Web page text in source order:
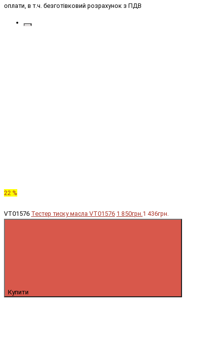
оплати, в т.ч. безготівковий розрахунок з ПДВ
22 %
VT01576 Тестер тиску масла VT01576 1 850грн.1 436грн.
Купити